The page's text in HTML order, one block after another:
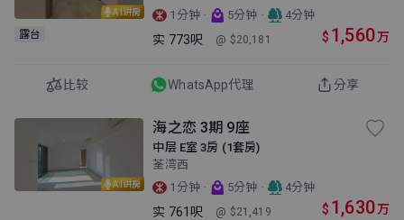
AI讲房
露台
1分钟 · 5分钟 · 4分钟
实 773呎 @ $20,181 $ 1,560万
比较 WhatsApp代理 分享
AI讲房
海之恋 3期 9座
中层 E室 3房 (1套房)
荃湾西
1分钟 · 5分钟 · 4分钟
实 761呎 @ $21,419 $ 1,630万